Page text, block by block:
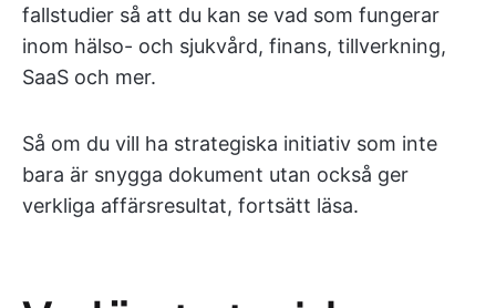
fallstudier så att du kan se vad som fungerar
inom hälso- och sjukvård, finans, tillverkning,
SaaS och mer.
Så om du vill ha strategiska initiativ som inte
bara är snygga dokument utan också ger
verkliga affärsresultat, fortsätt läsa.